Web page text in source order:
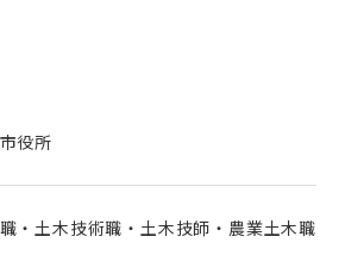
役所
・土木技術職・土木技師・農業土木職